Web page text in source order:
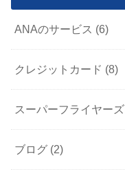
ANAのサービス (6)
クレジットカード (8)
スーパーフライヤーズ
ブログ (2)